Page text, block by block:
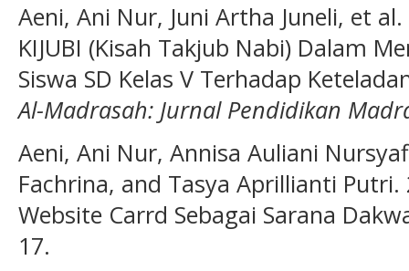
Aeni, Ani Nur, Juni Artha Juneli, et
KIJUBI (Kisah Takjub Nabi) Dalam
Siswa SD Kelas V Terhadap
Al-Madrasah: Jurnal Pendidikan
Aeni, Ani Nur, Annisa Auliani
Fachrina, and Tasya Aprillianti Putri.
Website Carrd Sebagai Sarana
17.